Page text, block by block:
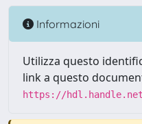
Informazioni
Utilizza questo
link a questo
https://hdl.handle.net/